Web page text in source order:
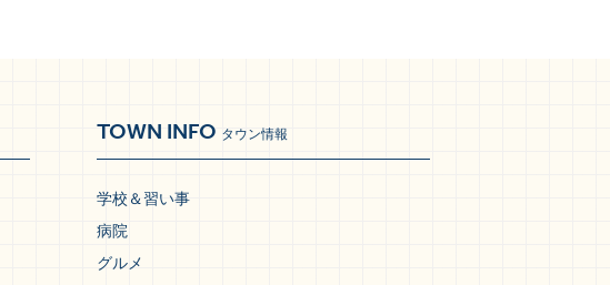
TOWN INFO タウン情報
学校＆習い事
病院
グルメ